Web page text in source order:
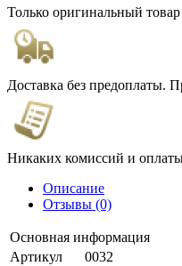
Только оригинальный
Доставка без предоплаты.
Никаких комиссий и оплаты
Описание
Отзывы (0)
Основная информация
Артикул
0032